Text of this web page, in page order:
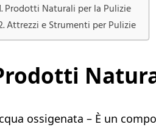
Prodotti Naturali per la Pulizie
Attrezzi e Strumenti per Pulizie
ossigenata – È un